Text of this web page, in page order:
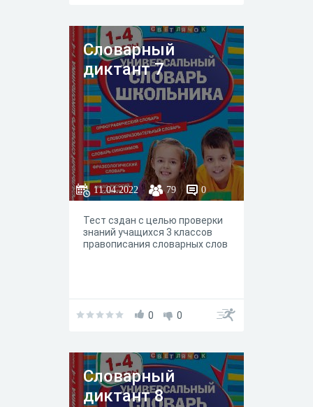
Словарный
диктант 7
11.04.2022 79 0
Тест сздан с целью проверки
знаний учащихся 3 классов
правописания словарных слов
0 0
Словарный
диктант 8